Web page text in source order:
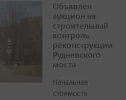
Объявлен
аукцион на
строительный
контроль
реконструкции
Рудневского
моста
Начальная
стоимость